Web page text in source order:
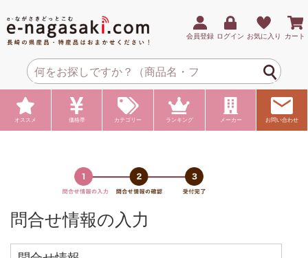
会員登録 ログイン お気に入り カート
オススメ 価格帯 カテゴリー ランキング メーカー お問い合わせ
問合せ情報の入力